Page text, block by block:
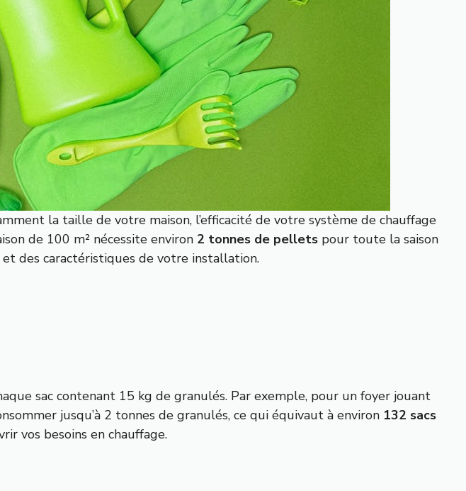
la taille de votre maison, l’efficacité de votre système de chauffage
de 100 m² nécessite environ 2 tonnes de pellets pour toute la saison
des caractéristiques de votre installation.
sac contenant 15 kg de granulés. Par exemple, pour un foyer jouant
jusqu’à 2 tonnes de granulés, ce qui équivaut à environ 132 sacs
vos besoins en chauffage.